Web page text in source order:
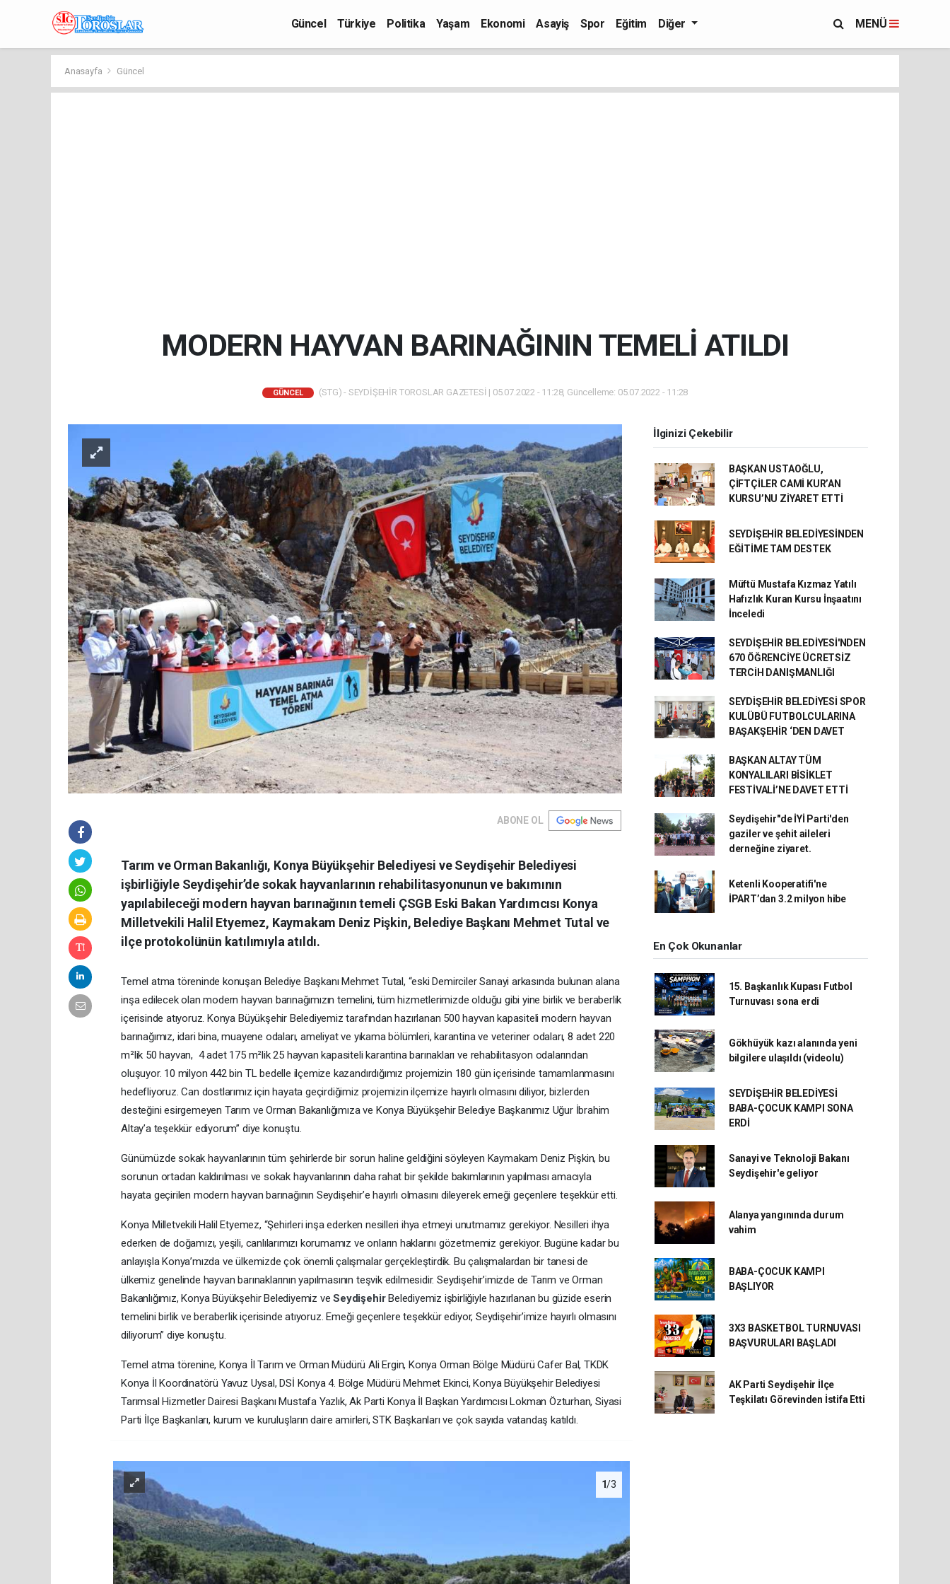
Güncel Türkiye Politika Yaşam Ekonomi Asayiş Spor Eğitim Diğer MENÜ
Anasayfa Güncel
MODERN HAYVAN BARINAĞININ TEMELİ ATILDI
GÜNCEL (STG) - SEYDİŞEHİR TOROSLAR GAZETESİ | 05.07.2022 - 11:28, Güncelleme: 05.07.2022 - 11:28
ABONE OL
Tarım ve Orman Bakanlığı, Konya Büyükşehir Belediyesi ve Seydişehir Belediyesi
işbirliğiyle Seydişehir’de sokak hayvanlarının rehabilitasyonunun ve bakımının
yapılabileceği modern hayvan barınağının temeli ÇSGB Eski Bakan Yardımcısı Konya
Milletvekili Halil Etyemez, Kaymakam Deniz Pişkin, Belediye Başkanı Mehmet Tutal ve
ilçe protokolünün katılımıyla atıldı.
Temel atma töreninde konuşan Belediye Başkanı Mehmet Tutal, “eski Demirciler Sanayi arkasında bulunan alana
inşa edilecek olan modern hayvan barınağımızın temelini, tüm hizmetlerimizde olduğu gibi yine birlik ve beraberlik
içerisinde atıyoruz. Konya Büyükşehir Belediyemiz tarafından hazırlanan 500 hayvan kapasiteli modern hayvan
barınağımız, idari bina, muayene odaları, ameliyat ve yıkama bölümleri, karantina ve veteriner odaları, 8 adet 220
m²lik 50 hayvan, 4 adet 175 m²lik 25 hayvan kapasiteli karantina barınakları ve rehabilitasyon odalarından
oluşuyor. 10 milyon 442 bin TL bedelle ilçemize kazandırdığımız projemizin 180 gün içerisinde tamamlanmasını
hedefliyoruz. Can dostlarımız için hayata geçirdiğimiz projemizin ilçemize hayırlı olmasını diliyor, bizlerden
desteğini esirgemeyen Tarım ve Orman Bakanlığımıza ve Konya Büyükşehir Belediye Başkanımız Uğur İbrahim
Altay’a teşekkür ediyorum” diye konuştu.
Günümüzde sokak hayvanlarının tüm şehirlerde bir sorun haline geldiğini söyleyen Kaymakam Deniz Pişkin, bu
sorunun ortadan kaldırılması ve sokak hayvanlarının daha rahat bir şekilde bakımlarının yapılması amacıyla
hayata geçirilen modern hayvan barınağının Seydişehir’e hayırlı olmasını dileyerek emeği geçenlere teşekkür etti.
Konya Milletvekili Halil Etyemez, “Şehirleri inşa ederken nesilleri ihya etmeyi unutmamız gerekiyor. Nesilleri ihya
ederken de doğamızı, yeşili, canlılarımızı korumamız ve onların haklarını gözetmemiz gerekiyor. Bugüne kadar bu
anlayışla Konya’mızda ve ülkemizde çok önemli çalışmalar gerçekleştirdik. Bu çalışmalardan bir tanesi de
ülkemiz genelinde hayvan barınaklarının yapılmasının teşvik edilmesidir. Seydişehir’imizde de Tarım ve Orman
Bakanlığımız, Konya Büyükşehir Belediyemiz veSeydişehirBelediyemiz işbirliğiyle hazırlanan bu güzide eserin
temelini birlik ve beraberlik içerisinde atıyoruz. Emeği geçenlere teşekkür ediyor, Seydişehir’imize hayırlı olmasını
diliyorum” diye konuştu.
Temel atma törenine, Konya İl Tarım ve Orman Müdürü Ali Ergin, Konya Orman Bölge Müdürü Cafer Bal, TKDK
Konya İl Koordinatörü Yavuz Uysal, DSİ Konya 4. Bölge Müdürü Mehmet Ekinci, Konya Büyükşehir Belediyesi
Tarımsal Hizmetler Dairesi Başkanı Mustafa Yazlık, Ak Parti Konya İl Başkan Yardımcısı Lokman Özturhan, Siyasi
Parti İlçe Başkanları, kurum ve kuruluşların daire amirleri, STK Başkanları ve çok sayıda vatandaş katıldı.
1/3
İlginizi Çekebilir
BAŞKAN USTAOĞLU,
ÇİFTÇİLER CAMİ KUR’AN
KURSU’NU ZİYARET ETTİ
SEYDİŞEHİR BELEDİYESİNDEN
EĞİTİME TAM DESTEK
Müftü Mustafa Kızmaz Yatılı
Hafızlık Kuran Kursu İnşaatını
İnceledi
SEYDİŞEHİR BELEDİYESİ'NDEN
670 ÖĞRENCİYE ÜCRETSİZ
TERCİH DANIŞMANLIĞI
SEYDİŞEHİR BELEDİYESİ SPOR
KULÜBÜ FUTBOLCULARINA
BAŞAKŞEHİR ‘DEN DAVET
BAŞKAN ALTAY TÜM
KONYALILARI BİSİKLET
FESTİVALİ’NE DAVET ETTİ
Seydişehir"de İYİ Parti'den
gaziler ve şehit aileleri
derneğine ziyaret.
Ketenli Kooperatifi'ne
İPART’dan 3.2 milyon hibe
En Çok Okunanlar
15. Başkanlık Kupası Futbol
Turnuvası sona erdi
Gökhüyük kazı alanında yeni
bilgilere ulaşıldı (videolu)
SEYDİŞEHİR BELEDİYESİ
BABA-ÇOCUK KAMPI SONA
ERDİ
Sanayi ve Teknoloji Bakanı
Seydişehir'e geliyor
Alanya yangınında durum
vahim
BABA-ÇOCUK KAMPI
BAŞLIYOR
3X3 BASKETBOL TURNUVASI
BAŞVURULARI BAŞLADI
AK Parti Seydişehir İlçe
Teşkilatı Görevinden İstifa Etti